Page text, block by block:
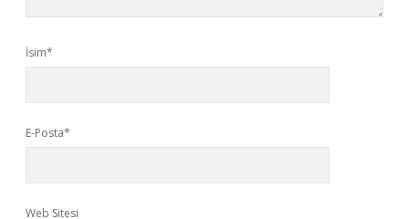
İsim*
E-Posta*
Web Sitesi